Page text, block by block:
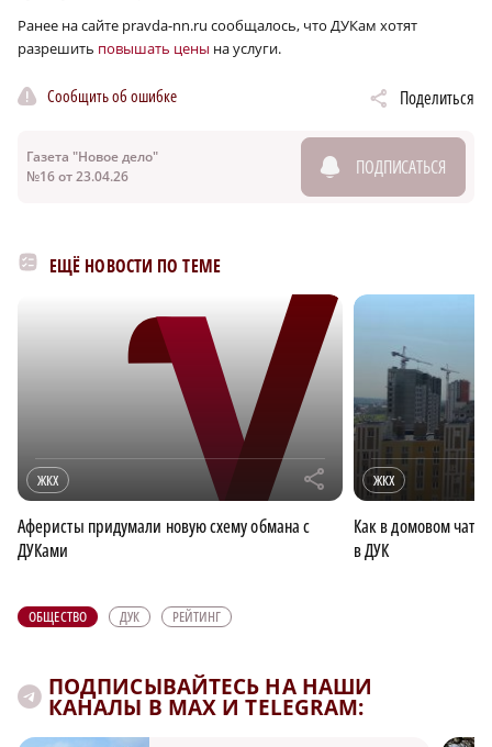
Ранее на сайте pravda-nn.ru сообщалось, что ДУКам хотят
разрешить повышать цены на услуги.
Сообщить об ошибке Поделиться
Газета "Новое дело"
№16 от 23.04.26
ПОДПИСАТЬСЯ
ЕЩЁ НОВОСТИ ПО ТЕМЕ
ЖКХ r
Аферисты придумали новую схему обмана с
ДУКами
ЖКХ
Как в домовом чате
в ДУК
ОБЩЕСТВО ДУК РЕЙТИНГ
ПОДПИСЫВАЙТЕСЬ НА НАШИ
КАНАЛЫ В MAX И TELEGRAM: